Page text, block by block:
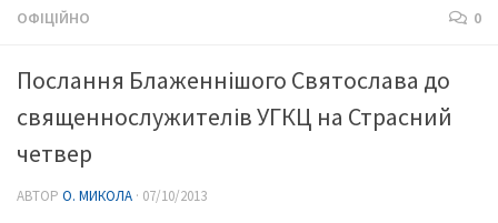
ОФІЦІЙНО 0
Послання Блаженнішого Святослава до
священнослужителів УГКЦ на Страсний
четвер
АВТОР О. МИКОЛА · 07/10/2013